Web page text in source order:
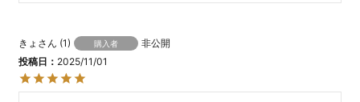
きょ 1 購入者
非公開
投稿日
2025/11/01